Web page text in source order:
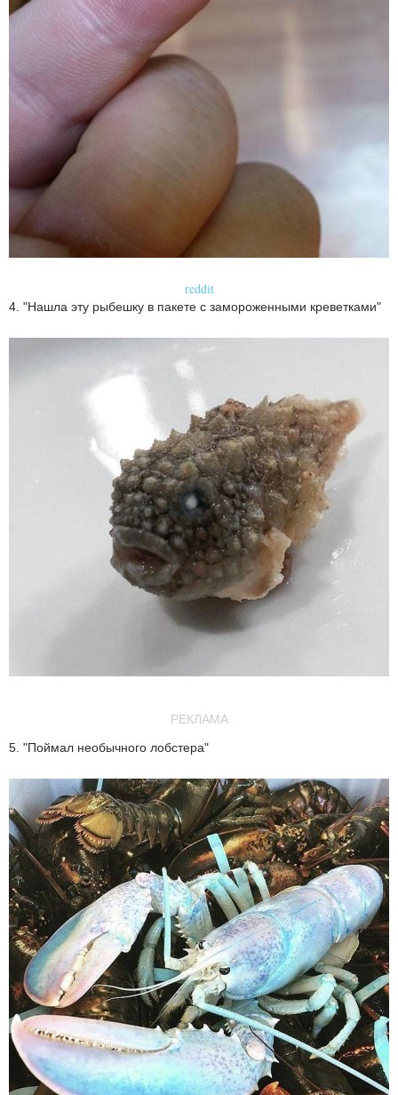
reddit
4. "Нашла эту рыбешку в пакете с замороженными креветками"
РЕКЛАМА
5. "Поймал необычного лобстера"